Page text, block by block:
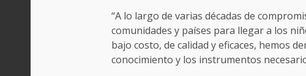
“A lo largo de varias décadas de
comunidades y países para llegar a los
bajo costo, de calidad y eficaces, hemos
conocimiento y los instrumentos